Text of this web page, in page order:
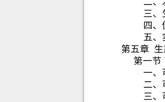
三、
四
五、
第五章
第一节
一、
二、
三、